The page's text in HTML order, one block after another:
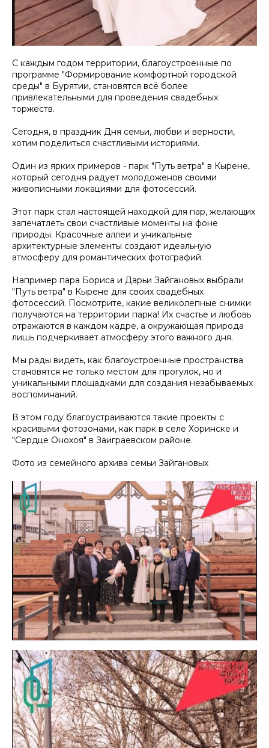
С каждым годом территории, благоустроенные по
программе "Формирование комфортной городской
среды" в Бурятии, становятся всё более
привлекательными для проведения свадебных
торжеств.
Сегодня, в праздник Дня семьи, любви и верности,
хотим поделиться счастливыми историями.
Один из ярких примеров - парк "Путь ветра" в Кырене,
который сегодня радует молодоженов своими
живописными локациями для фотосессий.
Этот парк стал настоящей находкой для пар, желающих
запечатлеть свои счастливые моменты на фоне
природы. Красочные аллеи и уникальные
архитектурные элементы создают идеальную
атмосферу для романтических фотографий.
Например пара Бориса и Дарьи Зайгановых выбрали
"Путь ветра" в Кырене для своих свадебных
фотосессий. Посмотрите, какие великолепные снимки
получаются на территории парка! Их счастье и любовь
отражаются в каждом кадре, а окружающая природа
лишь подчеркивает атмосферу этого важного дня.
Мы рады видеть, как благоустроенные пространства
становятся не только местом для прогулок, но и
уникальными площадками для создания незабываемых
воспоминаний.
В этом году благоустраиваются такие проекты с
красивыми фотозонами, как парк в селе Хоринске и
"Сердце Онохоя" в Заиграевском районе.
Фото из семейного архива семьи Зайгановых